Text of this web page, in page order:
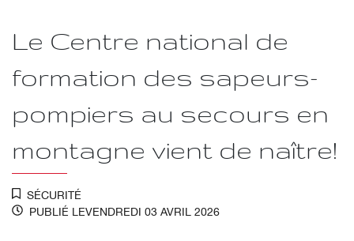
Le Centre national de
formation des sapeurs-
pompiers au secours en
montagne vient de naître!
SÉCURITÉ
PUBLIÉ LEVENDREDI 03 AVRIL 2026